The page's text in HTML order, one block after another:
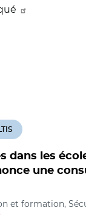
dans les
une
et formation,